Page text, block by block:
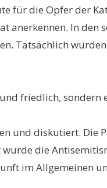
für die Opfer der
In den
Tatsächlich
friedlich,
und diskutiert. Die
die
im Allgemeinen